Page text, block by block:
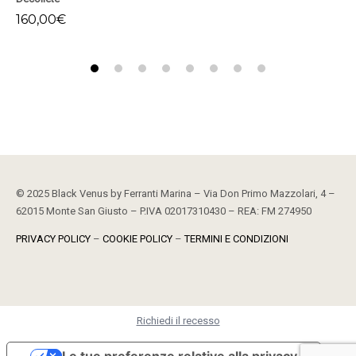
160,00€
© 2025 Black Venus by Ferranti Marina – Via Don Primo Mazzolari, 4 –
62015 Monte San Giusto – P.IVA 02017310430 – REA: FM 274950
PRIVACY POLICY – COOKIE POLICY –TERMINI E CONDIZIONI
Richiedi il recesso